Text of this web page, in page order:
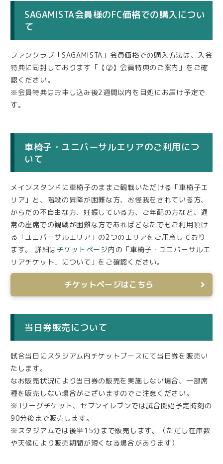
SAGAMISTA会員様のFC価格での購入につい
て
ファンクラブ「SAGAMISTA」会員価格での購入方法は、入会
特典に同封しております「【②】会員特典のご案内」をご確
認ください。
※会員特典はお申し込み後2週間以内を目処にお届け予定で
す。
車椅子・ユニバーサルエリアのご利用につ
いて
メインスタンドに車椅子のままご観戦いただける「車椅子エ
リア」と、階段の昇降が困難な方、お怪我をされている方、
からだの不自由な方、妊娠している方、ご年配の方など、通
常の座席での観戦が困難な方であればどなたでもご利用頂け
る「ユニバーサルエリア」の2つのエリアをご用意しており
ます。 詳細はチケットページ内の「車椅子・ユニバーサルエ
リアチケット」について」をご確認ください。
チケットページはこちら
当日券販売について
試合当日にスタジアム内チケットブースにて当日券を販売い
たします。
なお販売状況により当日券の販売を実施しない場合、一部席
種を販売しない場合がございますのでご注意ください。
※Jリーグチケット、セブンイレブンでは試合開始予定時刻の
90分後まで販売します。
※スタジアムでは後半15分まで販売します。（ただし在庫数
や天候により販売期間が短くなる場合があります）